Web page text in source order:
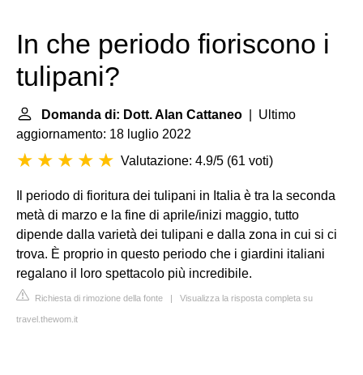
In che periodo fioriscono i
tulipani?
Domanda di: Dott. Alan Cattaneo | Ultimo
aggiornamento: 18 luglio 2022
Valutazione: 4.9/5 (61 voti)
Il periodo di fioritura dei tulipani in Italia è tra la seconda
metà di marzo e la fine di aprile/inizi maggio, tutto
dipende dalla varietà dei tulipani e dalla zona in cui si ci
trova. È proprio in questo periodo che i giardini italiani
regalano il loro spettacolo più incredibile.
Richiesta di rimozione della fonte | Visualizza la risposta completa su
travel.thewom.it